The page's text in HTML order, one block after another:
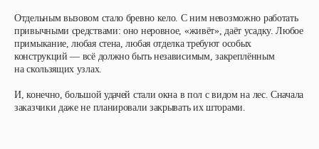
Отдельным вызовом стало бревно кело. С ним невозможно работать
привычными средствами: оно неровное, «живёт», даёт усадку. Любое
примыкание, любая стена, любая отделка требуют особых
конструкций — всё должно быть независимым, закреплённым
на скользящих узлах.
И, конечно, большой удачей стали окна в пол с видом на лес. Сначала
заказчики даже не планировали закрывать их шторами.